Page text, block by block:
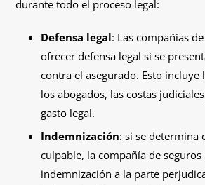
durante todo el proceso legal:
Defensa legal: Las compañías
ofrecer defensa legal si se
contra el asegurado. Esto
los abogados, las costas
gasto legal.
Indemnización: si se determina
culpable, la compañía de
indemnización a la parte